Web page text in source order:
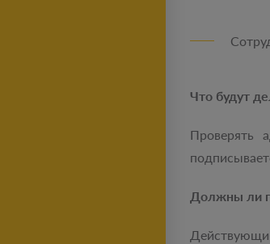
Что будут
Проверять
Должны ли